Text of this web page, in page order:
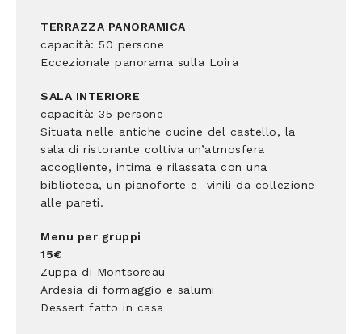
TERRAZZA PANORAMICA
capacità: 50 persone
Eccezionale panorama sulla Loira
SALA INTERIORE
capacità: 35 persone
Situata nelle antiche cucine del castello, la
sala di ristorante coltiva un’atmosfera
accogliente, intima e rilassata con una
biblioteca, un pianoforte e vinili da collezione
alle pareti.
Menu per gruppi
15€
Zuppa di Montsoreau
Ardesia di formaggio e salumi
Dessert fatto in casa